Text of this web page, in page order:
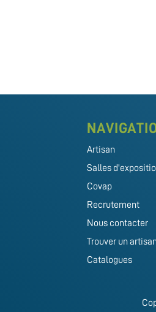
Artisan
Salles
Covap
Recrutement
Nous contacter
Trouver un
Catalogues